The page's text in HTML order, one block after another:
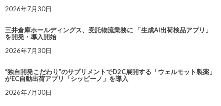
2026年7月30日
三井倉庫ホールディングス、受託物流業務に 「生成AI出荷検品アプリ」
を開発・導入開始
2026年7月30日
“独自開発こだわり”のサプリメントでD2C展開する「ウェルモット製薬」
がEC自動出荷アプリ「シッピーノ」を導入
2026年7月30日